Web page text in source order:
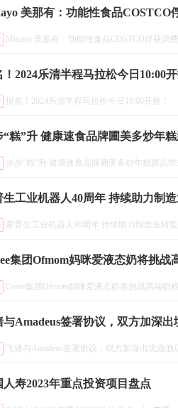
美那有：功能性食品COSTCO
Minayo 美那有：功能性食品COSTCO俘获消
！2024乐清半程马拉松今日10:00开
报名！2024乐清半程马拉松今日10:00开抢！
“糕”升 健康速食品牌圃美多炒年
步步“糕”升 健康速食品牌圃美多炒年糕新品
生工业机器人40周年 持续助力制
爱普生工业机器人40周年 持续助力制造业转
集团Ofmom妈咪爱液态奶将挑战
Coree集团Ofmom妈咪爱液态奶将挑战高端奶
与Amadeus签署协议，双方加深
飞猪与Amadeus签署协议，双方加深出境游酒
人寿2023年重点投资项目盘点